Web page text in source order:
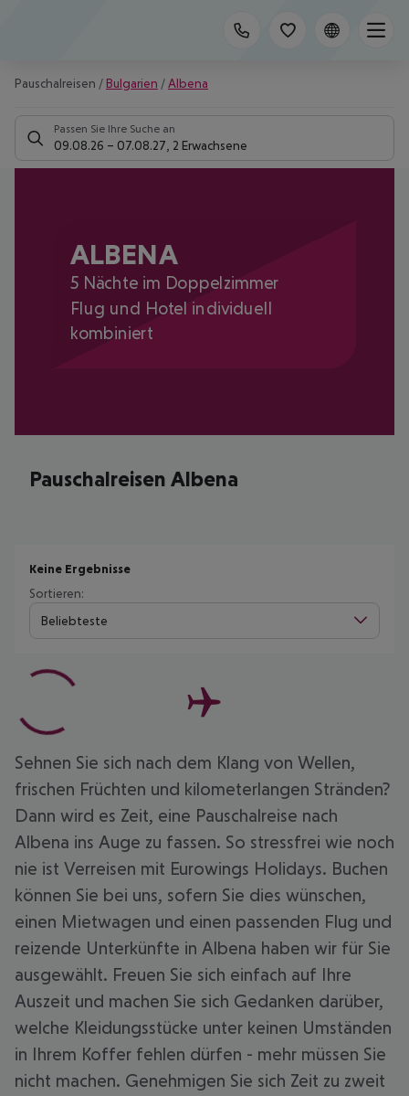
Pauschalreisen / Bulgarien /Albena
Passen Sie Ihre Suche an
09.08.26 – 07.08.27 2 Erwachsene
ALBENA
5 Nächte im Doppelzimmer
Flug und Hotel individuell
kombiniert
Pauschalreisen Albena
Keine Ergebnisse
Sortieren:
Beliebteste
Sehnen Sie sich nach dem Klang von Wellen,
frischen Früchten und kilometerlangen Stränden?
Dann wird es Zeit, eine Pauschalreise nach
Albena ins Auge zu fassen. So stressfrei wie noch
nie ist Verreisen mit Eurowings Holidays. Buchen
können Sie bei uns, sofern Sie dies wünschen,
einen Mietwagen und einen passenden Flug und
reizende Unterkünfte in Albena haben wir für Sie
ausgewählt. Freuen Sie sich einfach auf Ihre
Auszeit und machen Sie sich Gedanken darüber,
welche Kleidungsstücke unter keinen Umständen
in Ihrem Koffer fehlen dürfen - mehr müssen Sie
nicht machen. Genehmigen Sie sich Zeit zu zweit